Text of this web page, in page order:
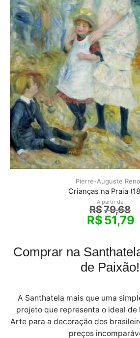
Pierre-Auguste
Crianças na Praia
A partir de
R$79,68
R$51,79
Comprar na
de Paixão!
A Santhatela mais que uma
projeto que representa o ideal de
Arte para a decoração dos
preços